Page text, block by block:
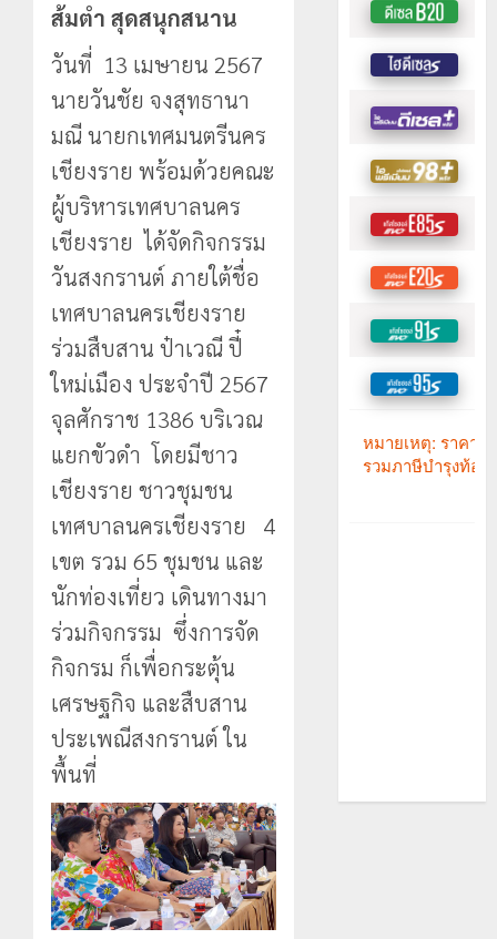
ส้มตำ สุดสนุกสนาน
วันที่ 13 เมษายน 2567
นายวันชัย จงสุทธานา
มณี นายกเทศมนตรีนคร
เชียงราย พร้อมด้วยคณะ
ผู้บริหารเทศบาลนคร
เชียงราย ได้จัดกิจกรรม
วันสงกรานต์ ภายใต้ชื่อ
เทศบาลนครเชียงราย
ร่วมสืบสาน ป๋าเวณี ปี๋
ใหม่เมือง ประจำปี 2567
จุลศักราช 1386 บริเวณ
แยกขัวดำ โดยมีชาว
เชียงราย ชาวชุมชน
เทศบาลนครเชียงราย 4
เขต รวม 65 ชุมชน และ
นักท่องเที่ยว เดินทางมา
ร่วมกิจกรรม ซึ่งการจัด
กิจกรม ก็เพื่อกระตุ้น
เศรษฐกิจ และสืบสาน
ประเพณีสงกรานต์ ใน
พื้นที่